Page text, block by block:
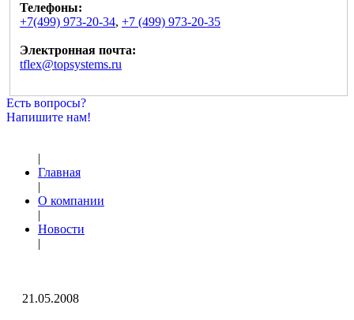
Телефоны:
+7(499) 973-20-34, +7 (499) 973-20-35
Электронная почта:
tflex@topsystems.ru
Есть вопросы?
Напишите нам!
|
Главная
|
О компании
|
Новости
|
21.05.2008